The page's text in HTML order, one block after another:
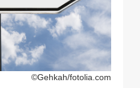
©Gehkah/fotolia.com